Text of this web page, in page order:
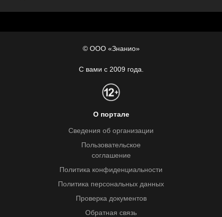
© ООО «Знанио»
С вами с 2009 года.
О портале
Сведения об организации
Пользовательское
соглашение
Политика конфиденциальности
Политика персональных данных
Проверка документов
Обратная связь